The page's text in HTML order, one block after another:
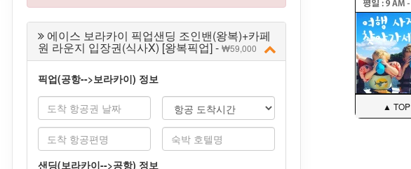
에이스 보라카이 픽업샌딩 조인밴(왕복)+카페
원 라운지 입장권(식사X) [왕복픽업] - 59,000
픽업(공항-->보라카이) 정보
샌딩(보라카이-->공항) 정보
▲ TOP